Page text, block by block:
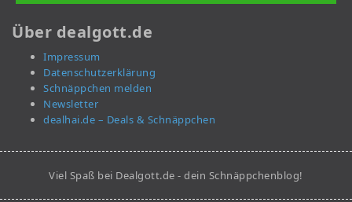
Über dealgott.de
Impressum
Datenschutzerklärung
Schnäppchen melden
Newsletter
dealhai.de – Deals & Schnäppchen
Viel Spaß bei Dealgott.de - dein Schnäppchenblog!